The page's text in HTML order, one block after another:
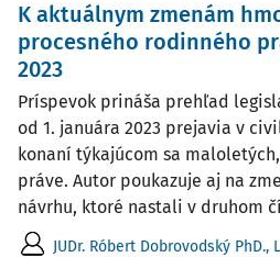
K aktuálnym zmenám
procesného rodinného
2023
Príspevok prináša prehľad
od 1. januára 2023 prejavia v
konaní týkajúcom sa
práve. Autor poukazuje aj na
návrhu, ktoré nastali v druhom
JUDr. Róbert Dobrovodský PhD.,